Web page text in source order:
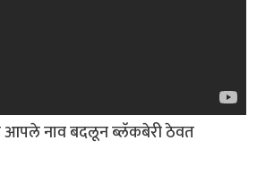
आपले नाव बदलून ब्लॅकबेरी ठेवत